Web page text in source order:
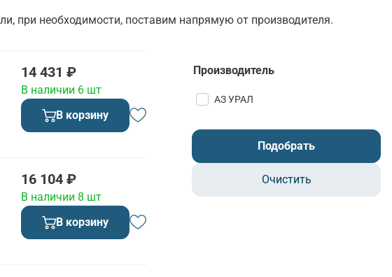
при необходимости, поставим напрямую от производителя.
14 431 ₽
В наличии 6 шт
В корзину
16 104 ₽
В наличии 8 шт
В корзину
Производитель
АЗ УРАЛ
Подобрать
Очистить